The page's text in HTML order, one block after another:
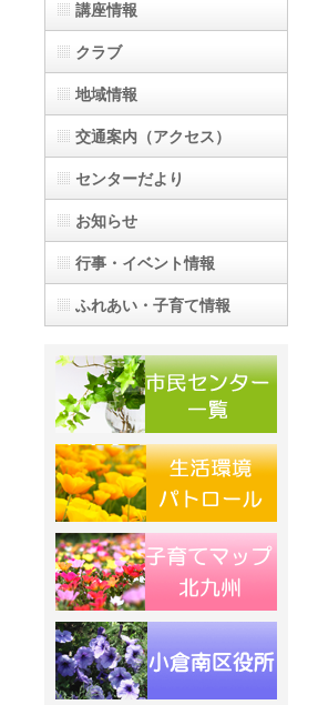
講座情報
クラブ
地域情報
交通案内（アクセス）
センターだより
お知らせ
行事・イベント情報
ふれあい・子育て情報